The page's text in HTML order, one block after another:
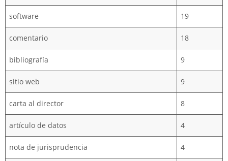
software 19
comentario 18
bibliografía 9
sitio web 9
carta al director 8
artículo de datos 4
nota de jurisprudencia 4